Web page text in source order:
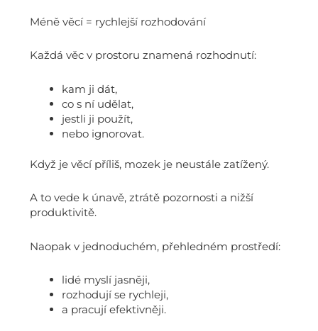
Méně věcí = rychlejší rozhodování
Každá věc v prostoru znamená rozhodnutí:
kam ji dát,
co s ní udělat,
jestli ji použít,
nebo ignorovat.
Když je věcí příliš, mozek je neustále zatížený.
A to vede k únavě, ztrátě pozornosti a nižší
produktivitě.
Naopak v jednoduchém, přehledném prostředí:
lidé myslí jasněji,
rozhodují se rychleji,
a pracují efektivněji.